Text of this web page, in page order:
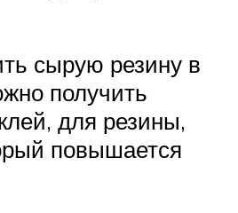
сырую резину в
получить
для резины,
повышается